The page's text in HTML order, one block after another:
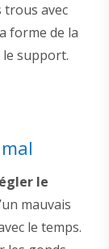
trous avec
forme de la
support.
le
mauvais
le temps.